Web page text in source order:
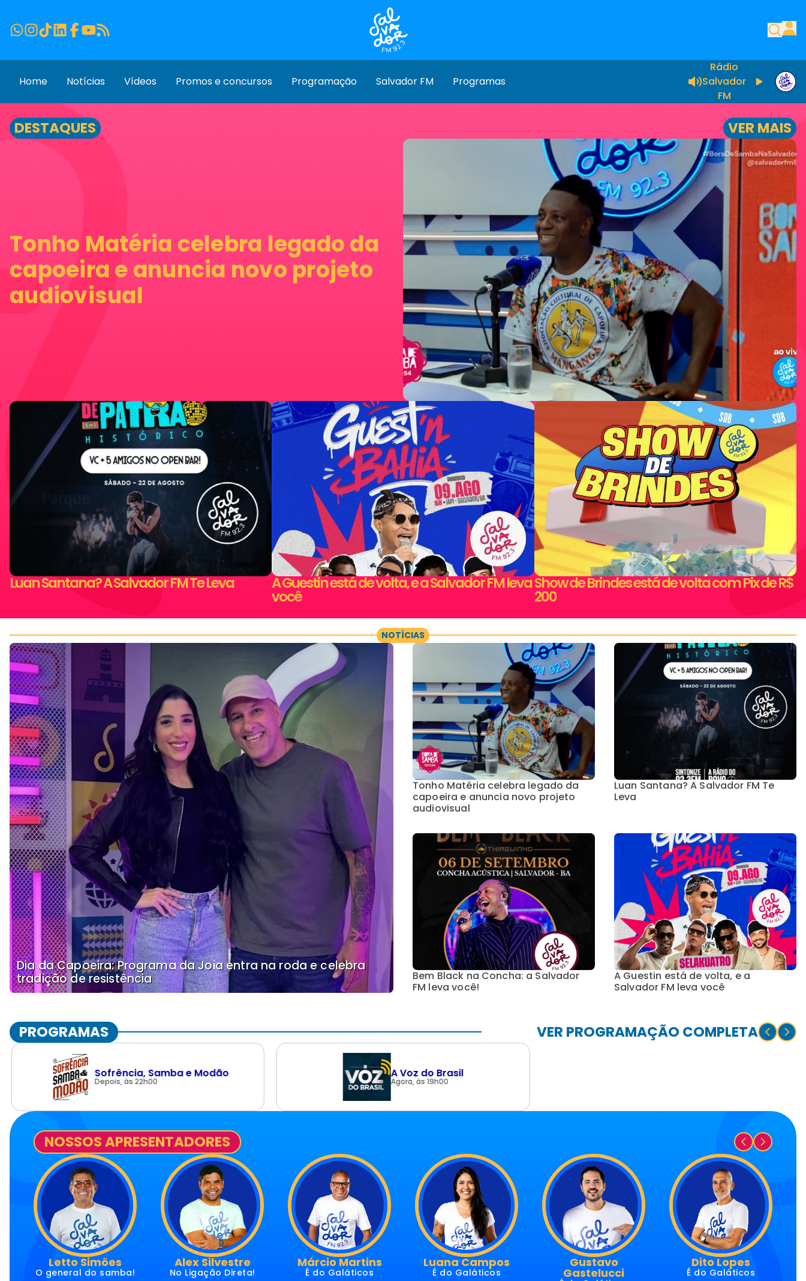
Home Notícias Vídeos Promos e concursos Programação Salvador FM Programas
Rádio
Salvador
FM
DESTAQUES VER MAIS
Tonho Matéria celebra legado da
capoeira e anuncia novo projeto
audiovisual
Luan Santana? A Salvador FM Te Leva A Guestin está de volta, e a Salvador FM leva
você
Show de Brindes está de volta com Pix de R$
200
NOTÍCIAS
Dia da Capoeira: Programa da Joia entra na roda e celebra
tradição de resistência
Tonho Matéria celebra legado da
capoeira e anuncia novo projeto
audiovisual
Luan Santana? A Salvador FM Te
Leva
Bem Black na Concha: a Salvador
FM leva você!
A Guestin está de volta, e a
Salvador FM leva você
PROGRAMAS VER PROGRAMAÇÃO COMPLETA
Sofrência, Samba e Modão
Depois, às 22h00
A Voz do Brasil
Agora, às 19h00
NOSSOS APRESENTADORES
Alex Silvestre
No Ligação Direta!
Márcio Martins
É do Galáticos
Luana Campos
É do Galáticos
Gustavo
Gastelucci
Dito Lopes
É do Galáticos
Emídio Pinto
É do Galáticos